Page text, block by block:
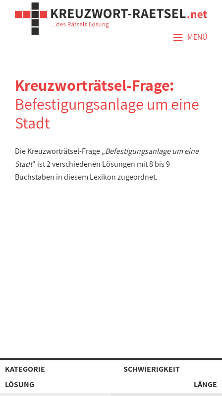
≡ MENÜ
Kreuzworträtsel-Frage:
Befestigungsanlage um eine
Stadt
Die Kreuzworträtsel-Frage „Befestigungsanlage um eine
Stadt“ ist 2 verschiedenen Lösungen mit 8 bis 9
Buchstaben in diesem Lexikon zugeordnet.
KATEGORIE
SCHWIERIGKEIT
LÖSUNG
LÄNGE